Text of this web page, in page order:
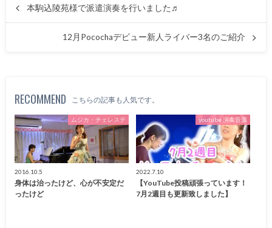
本駒込陵苑様で派遣演奏を行いました♬
12月Pocochaデビュー新人ライバー3名のご紹介
RECOMMEND こちらの記事も人気です。
ムジカ・チェレステ
2016.10.5
身体は治ったけど、心が不安定だ
ったけど
youtube 演奏音源
2022.7.10
【YouTube投稿頑張っています！
7月2週目も更新致しました】